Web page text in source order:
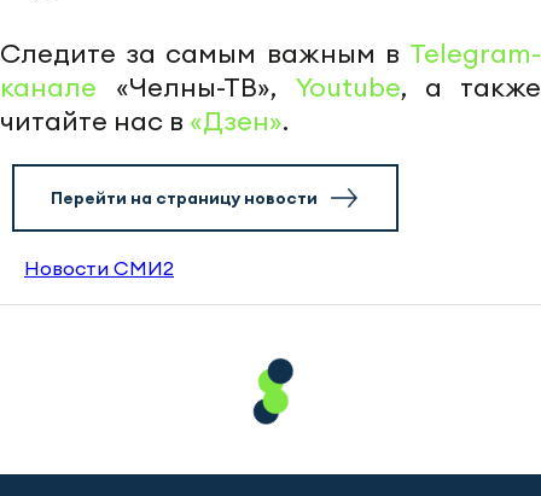
Следите за самым важным в Telegram-
канале «Челны-ТВ», Youtube, а также
читайте нас в «Дзен».
Перейти на страницу новости
Новости СМИ2